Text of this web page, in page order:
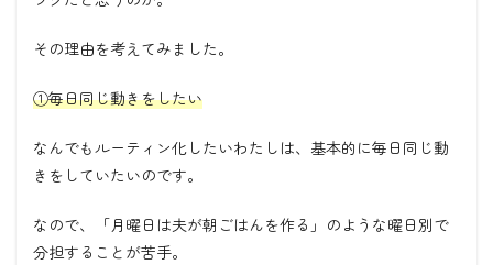
その理由を考えてみました。
①毎日同じ動きをしたい
なんでもルーティン化したいわたしは、基本的に毎日同じ動
きをしていたいのです。
なので、「月曜日は夫が朝ごはんを作る」のような曜日別で
分担することが苦手。